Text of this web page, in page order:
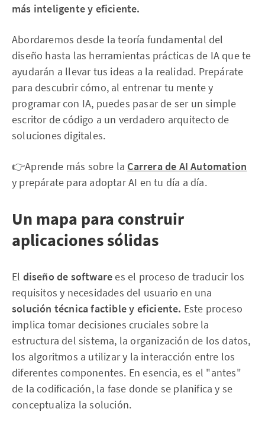
más inteligente y eficiente.
Abordaremos desde la teoría fundamental del
diseño hasta las herramientas prácticas de IA que te
ayudarán a llevar tus ideas a la realidad. Prepárate
para descubrir cómo, al entrenar tu mente y
programar con IA, puedes pasar de ser un simple
escritor de código a un verdadero arquitecto de
soluciones digitales.
👉Aprende más sobre la Carrera de AI Automation
y prepárate para adoptar AI en tu día a día.
Un mapa para construir
aplicaciones sólidas
El diseño de softwarees el proceso de traducir los
requisitos y necesidades del usuario en una
solución técnica factible y eficiente. Este proceso
implica tomar decisiones cruciales sobre la
estructura del sistema, la organización de los datos,
los algoritmos a utilizar y la interacción entre los
diferentes componentes. En esencia, es el "antes"
de la codificación, la fase donde se planifica y se
conceptualiza la solución.